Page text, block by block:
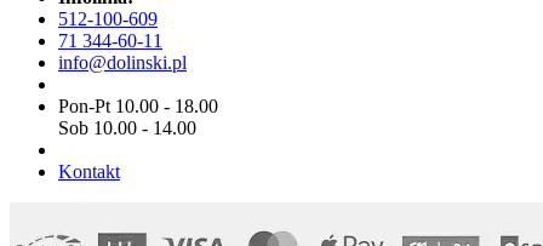
512-100-609
71 344-60-11
info@dolinski.pl
Pon-Pt 10.00 - 18.00
Sob 10.00 - 14.00
Kontakt